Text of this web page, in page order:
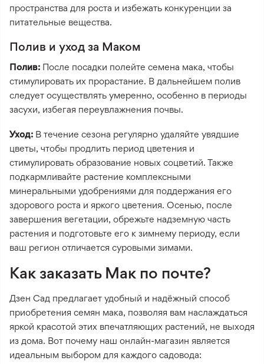
пространства для роста и избежать конкуренции за
питательные вещества.
Полив и уход за Маком
Полив: После посадки полейте семена мака, чтобы
стимулировать их прорастание. В дальнейшем полив
следует осуществлять умеренно, особенно в периоды
засухи, избегая переувлажнения почвы.
Уход: В течение сезона регулярно удаляйте увядшие
цветы, чтобы продлить период цветения и
стимулировать образование новых соцветий. Также
подкармливайте растение комплексными
минеральными удобрениями для поддержания его
здорового роста и яркого цветения. Осенью, после
завершения вегетации, обрежьте надземную часть
растения и подготовьте его к зимнему периоду, если
ваш регион отличается суровыми зимами.
Как заказать Мак по почте?
Дзен Сад предлагает удобный и надёжный способ
приобретения семян мака, позволяя вам наслаждаться
яркой красотой этих впечатляющих растений, не выходя
из дома. Вот почему наш онлайн-магазин является
идеальным выбором для каждого садовода: